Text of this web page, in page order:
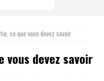
ce que vous devez savoir
vous devez savoir